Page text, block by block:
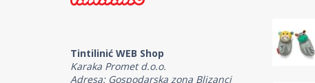
Tintilinić WEB Shop
Karaka Promet d.o.o.
Adresa: Gospodarska zona Blizanci